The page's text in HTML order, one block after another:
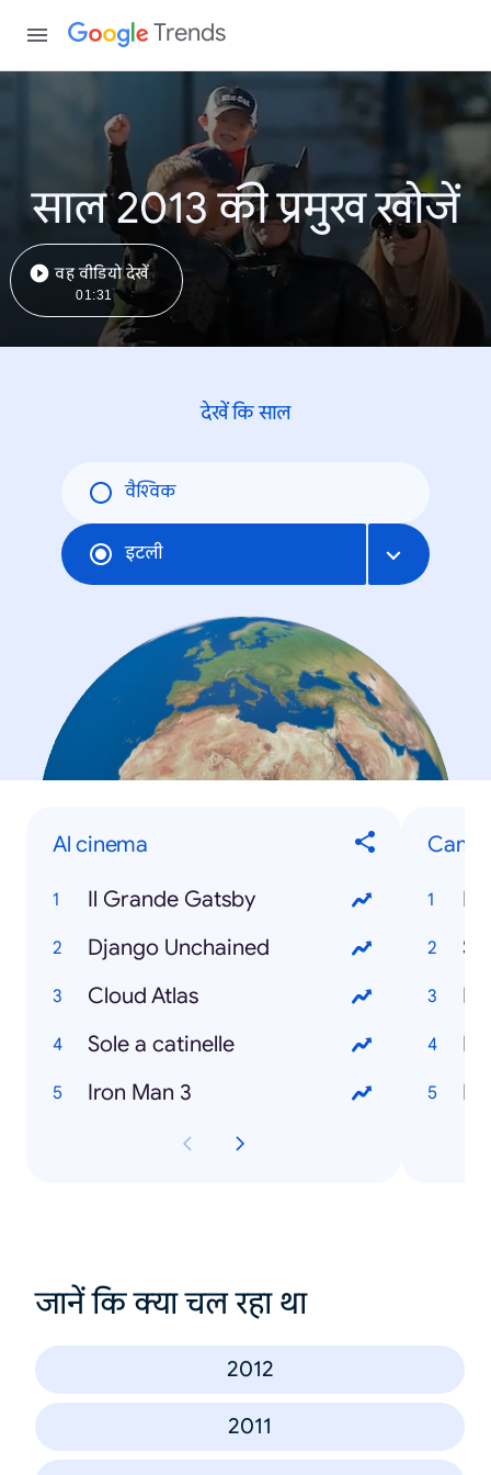
Trends
साल 2013 की प्रमुख खोजें
वह वीडियो देखें
01:31
देखें कि साल
वैश्विक
इटली
Al cinema
Il Grande Gatsby
Django Unchained
Cloud Atlas
Sole a catinelle
Iron Man 3
जानें कि क्या चल रहा था
2012
2011